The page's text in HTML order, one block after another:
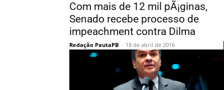
Com mais de 12 mil pÃ¡ginas,
Senado recebe processo de
impeachment contra Dilma
Redação PautaPB - 18 de abril de 2016